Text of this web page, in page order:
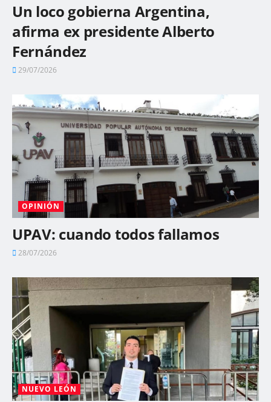
Un loco gobierna Argentina,
afirma ex presidente Alberto
Fernández
29/07/2026
OPINIÓN
UPAV: cuando todos fallamos
28/07/2026
NUEVO LEÓN